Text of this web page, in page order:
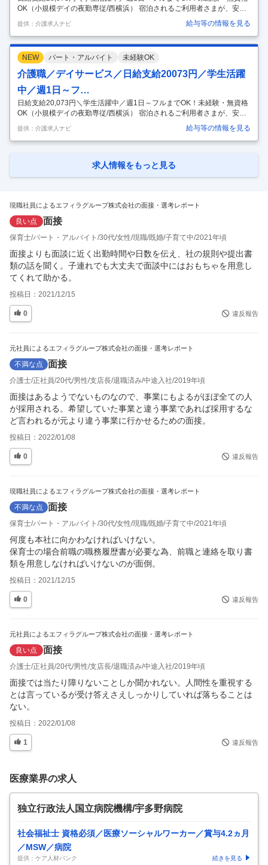
OK（小規模デイの夜勤専従/西横浜） 宿泊されるご利用者さまが、安心
してお休みできるよう、夜間の見守りをすることがメインのお仕事で
す。 〈詳細〉 ■2時間に1度の居室巡回 ■着替え・排泄・服薬介助 ■朝ご
飯の提供作り ご飯を炊く・お味噌汁を作る、冷凍のおかずを温めて盛り
付けるなどの簡単なもので料理ができない人も安心！ ■その他付随する
業務 〈見守りの平均人数は3～4人〉 夜勤の場合は、1日少なくて1～2
名、多くて9人名程度をお一人で担当していただきます。「一人なんて
不安！」という方もご安心ください。先輩スタッフが独り立ちで…
提供：介護求人ナビ 給与等の情報を見る
NEW パート・アルバイト 未経験OK
介護職／デイサービス／日給支給20073円／学生活躍
中／週1日～フ…
日給支給20,073円＼学生活躍中／週1日～フルまでOK！未経験・無資格
OK（小規模デイの夜勤専従/西横浜） 宿泊されるご利用者さまが、安心
してお休みできるよう、夜間の見守りをすることがメインのお仕事で
す。 〈詳細〉 ■2時間に1度の居室巡回 ■着替え・排泄・服薬介助 ■朝ご
飯の提供作り ご飯を炊く・お味噌汁を作る、冷凍のおかずを温めて盛り
業務 〈見守りの平均人数は3～4人〉 夜勤の場合は、1日少なくて1～2
提供：介護求人ナビ 給与等の情報を見る
求人情報をもっと見る
現職社員によるエフィラグループ株式会社の面接・選考レポート
良い点 面接
保育士 パート・アルバイト 30代 女性 現職 既婚 子育て中 2021年頃
面接よりも面談に近く出勤時間や日数を伝え、社の規則や提出書
類の話を聞く。子連れでも大丈夫で面談中にはおもちゃを用意し
てくれて助かる。
投稿日： 2021/12/15
0 違反報告
元社員によるエフィラグループ株式会社の面接・選考レポート
不満な点 面接
介護士 正社員 20代 男性 支店長 退職済み 中途入社 2019年頃
面接はあるようでないものなので、事業にもよるがほぼ全ての人
が採用される。希望していた事業と違う事業であれば採用するな
ど言われるが元より違う事業に行かせるための面接。
投稿日： 2022/01/08
0 違反報告
現職社員によるエフィラグループ株式会社の面接・選考レポート
不満な点 面接
保育士 パート・アルバイト 30代 女性 現職 既婚 子育て中 2021年頃
何度も本社に向かわなければいけない。
保育士の場合前職の職務履歴書が必要な為、前職と連絡を取り書
類を用意しなければいけないのが面倒。
投稿日： 2021/12/15
0 違反報告
元社員によるエフィラグループ株式会社の面接・選考レポート
良い点 面接
介護士 正社員 20代 男性 支店長 退職済み 中途入社 2019年頃
面接では当たり障りないことしか聞かれない。人間性を重視する
とは言っているが受け答えさえしっかりしていれば落ちることは
ない。
投稿日： 2022/01/08
1 違反報告
医療業界の求人
独立行政法人国立病院機構/宇多野病院
社会福祉士 資格必須／医療ソーシャルワーカー／賞与4.2ヵ月
／MSW／病院
提供：ケア人材バンク 続きを見る